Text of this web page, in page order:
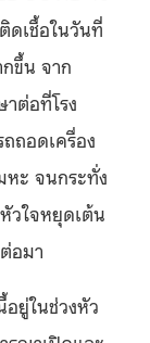
ดเชื้อในวันที่
ขึ้น จาก
ต่อที่โรง
ถอดเครื่อง
ะ จนกระทั่ง
วใจหยุดเต้น
อมา
ยู่ในช่วงหัว